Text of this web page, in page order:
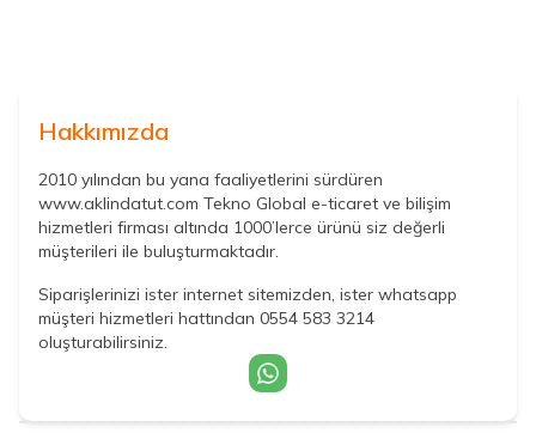
Hakkımızda
2010 yılından bu yana faaliyetlerini sürdüren
www.aklindatut.com Tekno Global e-ticaret ve bilişim
hizmetleri firması altında 1000’lerce ürünü siz değerli
müşterileri ile buluşturmaktadır.
Siparişlerinizi ister internet sitemizden, ister whatsapp
müşteri hizmetleri hattından 0554 583 3214
oluşturabilirsiniz.